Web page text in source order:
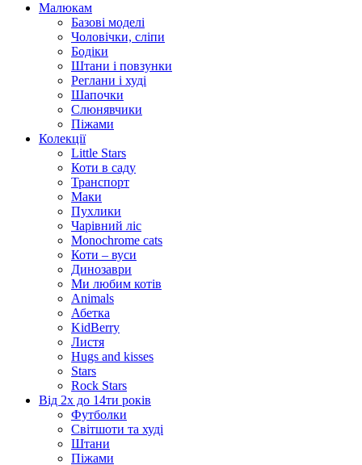
Малюкам
Базові моделі
Чоловічки, сліпи
Бодіки
Штани і повзунки
Реглани і худі
Шапочки
Слюнявчики
Піжами
Колекції
Little Stars
Коти в саду
Транспорт
Маки
Пухлики
Чарівний ліс
Monochrome cats
Коти – вуси
Динозаври
Ми любим котів
Animals
Абетка
KidBerry
Листя
Hugs and kisses
Stars
Rock Stars
Від 2х до 14ти років
Футболки
Світшоти та худі
Штани
Піжами